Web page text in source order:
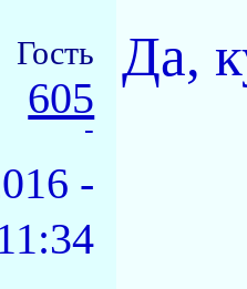
Гость
605
-
-
Да,